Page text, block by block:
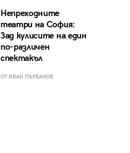
Непреходните
театри на София:
Зад кулисите на един
по-различен
спектакъл
ОТ ИВАН ПЪРВАНОВ